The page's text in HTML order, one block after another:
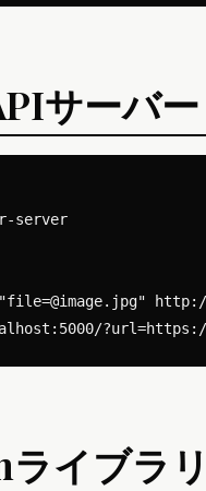
サーバー
server
file=@image.jpg"
イブラ